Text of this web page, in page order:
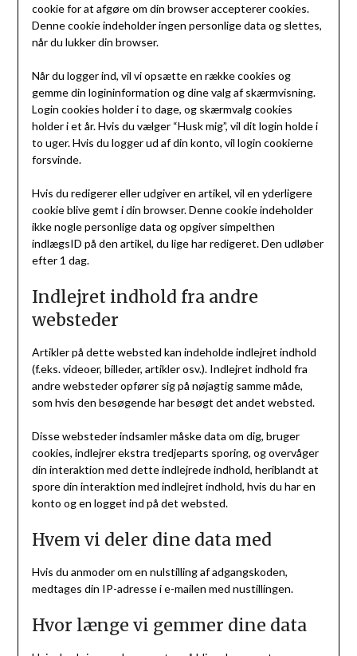
cookie for at afgøre om din browser accepterer cookies.
Denne cookie indeholder ingen personlige data og slettes,
når du lukker din browser.
Når du logger ind, vil vi opsætte en række cookies og
gemme din logininformation og dine valg af skærmvisning.
Login cookies holder i to dage, og skærmvalg cookies
holder i et år. Hvis du vælger “Husk mig”, vil dit login holde i
to uger. Hvis du logger ud af din konto, vil login cookierne
forsvinde.
Hvis du redigerer eller udgiver en artikel, vil en yderligere
cookie blive gemt i din browser. Denne cookie indeholder
ikke nogle personlige data og opgiver simpelthen
indlægsID på den artikel, du lige har redigeret. Den udløber
efter 1 dag.
Indlejret indhold fra andre
websteder
Artikler på dette websted kan indeholde indlejret indhold
(f.eks. videoer, billeder, artikler osv.). Indlejret indhold fra
andre websteder opfører sig på nøjagtig samme måde,
som hvis den besøgende har besøgt det andet websted.
Disse websteder indsamler måske data om dig, bruger
cookies, indlejrer ekstra tredjeparts sporing, og overvåger
din interaktion med dette indlejrede indhold, heriblandt at
spore din interaktion med indlejret indhold, hvis du har en
konto og en logget ind på det websted.
Hvem vi deler dine data med
Hvis du anmoder om en nulstilling af adgangskoden,
medtages din IP-adresse i e-mailen med nustillingen.
Hvor længe vi gemmer dine data